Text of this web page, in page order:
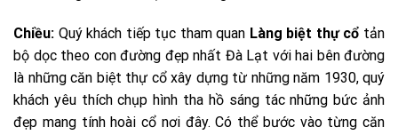
Chiều: Quý khách tiếp tục tham quan Làng biệt thự cổ tản
bộ dọc theo con đường đẹp nhất Đà Lạt với hai bên đường
là những căn biệt thự cổ xây dựng từ những năm 1930, quý
khách yêu thích chụp hình tha hồ sáng tác những bức ảnh
đẹp mang tính hoài cổ nơi đây. Có thể bước vào từng căn